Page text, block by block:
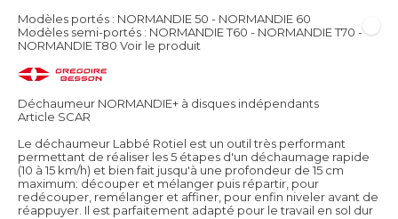
Modèles portés : NORMANDIE 50 - NORMANDIE 60
Modèles semi-portés : NORMANDIE T60 - NORMANDIE T70 -
NORMANDIE T80 Voir le produit
Déchaumeur NORMANDIE+ à disques indépendants
Article SCAR
Le déchaumeur Labbé Rotiel est un outil très performant
permettant de réaliser les 5 étapes d'un déchaumage rapide
(10 à 15 km/h) et bien fait jusqu'à une profondeur de 15 cm
maximum: découper et mélanger puis répartir, pour
redécouper, remélanger et affiner, pour enfin niveler avant de
réappuyer. Il est parfaitement adapté pour le travail en sol dur